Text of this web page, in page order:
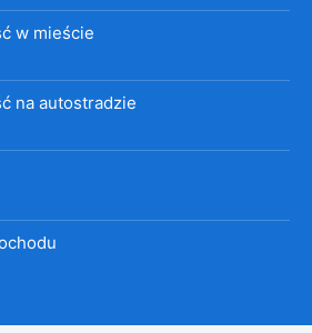
w mieście
na autostradzie